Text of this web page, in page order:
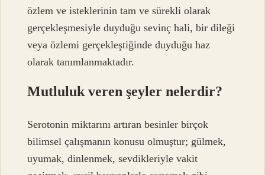
özlem ve isteklerinin tam ve sürekli olarak
gerçekleşmesiyle duyduğu sevinç hali, bir dileği
veya özlemi gerçekleştiğinde duyduğu haz
olarak tanımlanmaktadır.
Mutluluk veren şeyler nelerdir?
Serotonin miktarını artıran besinler birçok
bilimsel çalışmanın konusu olmuştur; gülmek,
uyumak, dinlenmek, sevdikleriyle vakit